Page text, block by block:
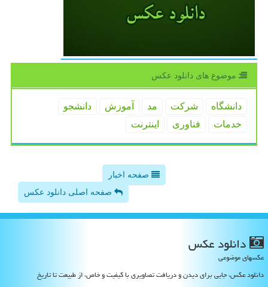
موضوع های دانلود عكس
دانشگاه شركت مد آموزش
دانشجو
خدمات
فناوری اینترنت
صفحه اخبار
صفحه اصلی دانلود عکس
دانلود عكس
عکسهای موضوعی
دانلود عکس، جایی برای دیدن و دریافت تصاویری با کیفیت و خاص، از طبیعت تا تاریخ